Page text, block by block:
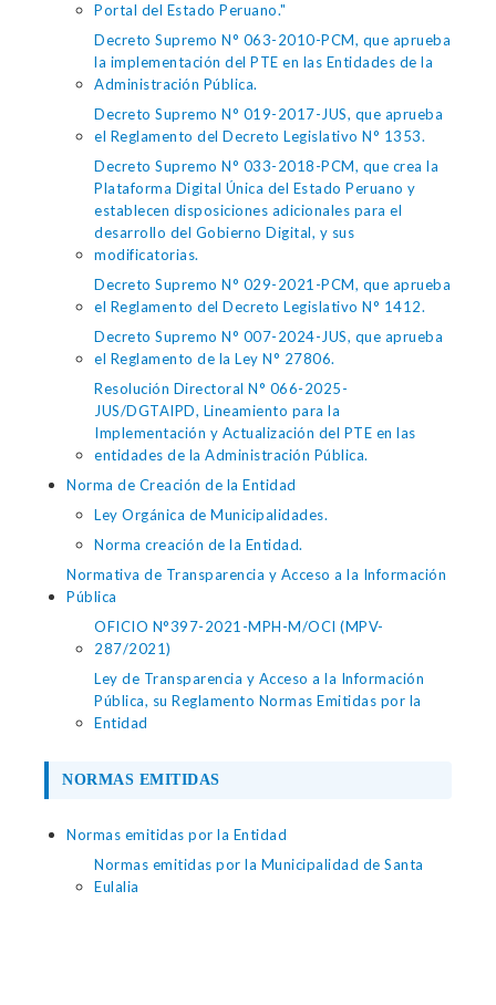
Portal del Estado Peruano."
Decreto Supremo N° 063-2010-PCM, que aprueba
la implementación del PTE en las Entidades de la
Administración Pública.
Decreto Supremo N° 019-2017-JUS, que aprueba
el Reglamento del Decreto Legislativo N° 1353.
Decreto Supremo N° 033-2018-PCM, que crea la
Plataforma Digital Única del Estado Peruano y
establecen disposiciones adicionales para el
desarrollo del Gobierno Digital, y sus
modificatorias.
Decreto Supremo N° 029-2021-PCM, que aprueba
el Reglamento del Decreto Legislativo N° 1412.
Decreto Supremo N° 007-2024-JUS, que aprueba
el Reglamento de la Ley N° 27806.
Resolución Directoral N° 066-2025-
JUS/DGTAIPD, Lineamiento para la
Implementación y Actualización del PTE en las
entidades de la Administración Pública.
Norma de Creación de la Entidad
Ley Orgánica de Municipalidades.
Norma creación de la Entidad.
Normativa de Transparencia y Acceso a la Información
Pública
OFICIO N°397-2021-MPH-M/OCI (MPV-
287/2021)
Ley de Transparencia y Acceso a la Información
Pública, su Reglamento Normas Emitidas por la
Entidad
NORMAS EMITIDAS
Normas emitidas por la Entidad
Normas emitidas por la Municipalidad de Santa
Eulalia